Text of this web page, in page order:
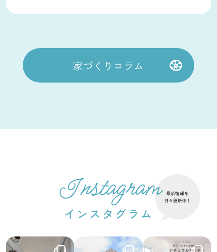
家づくりコラム
Instagram
インスタグラム